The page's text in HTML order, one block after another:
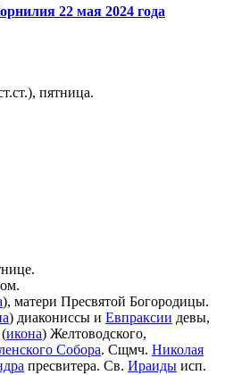
22 мая 2024 года
пятница.
), матери Пресвятой Богородицы.
) диакониссы и Евпраксии девы,
(икона) Желтоводского,
Собора. Сщмч. Николая
пресвитера. Св. Ираиды исп.